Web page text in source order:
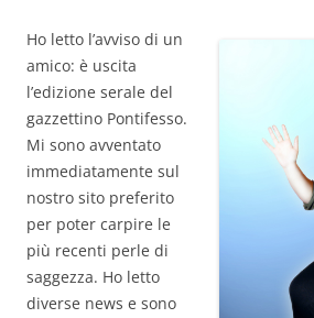
Ho letto l’avviso di un
amico: è uscita
l’edizione serale del
gazzettino Pontifesso.
Mi sono avventato
immediatamente sul
nostro sito preferito
per poter carpire le
più recenti perle di
saggezza. Ho letto
diverse news e sono